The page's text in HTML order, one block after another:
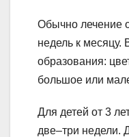
Обычно лечение
недель к месяцу.
образования:
большое или
Для детей от 3
две–три недели.